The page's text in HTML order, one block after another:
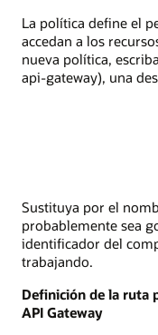
La política define el
accedan a los
nueva política,
api-gateway), una
Sustituya por el
probablemente sea
identificador del
trabajando.
Definición de la ruta
API Gateway